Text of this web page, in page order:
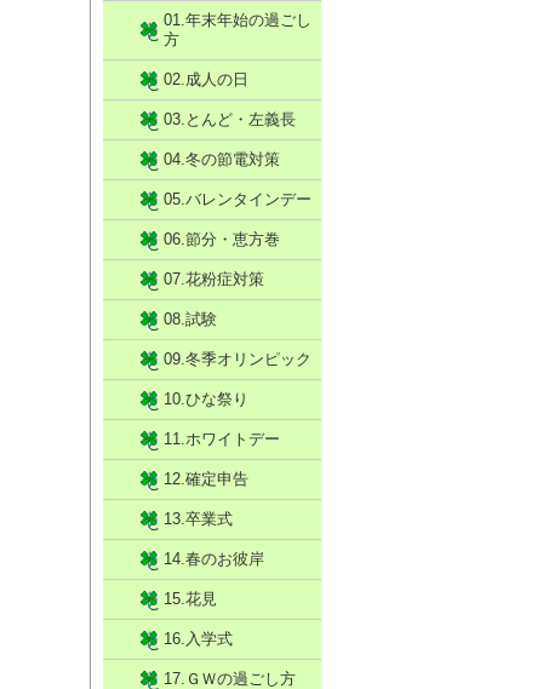
01.年末年始の過ごし
方
02.成人の日
03.とんど・左義長
04.冬の節電対策
05.バレンタインデー
06.節分・恵方巻
07.花粉症対策
08.試験
09.冬季オリンピック
10.ひな祭り
11.ホワイトデー
12.確定申告
13.卒業式
14.春のお彼岸
15.花見
16.入学式
17.ＧＷの過ごし方